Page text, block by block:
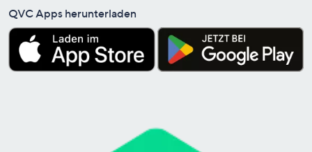
QVC Apps herunterladen